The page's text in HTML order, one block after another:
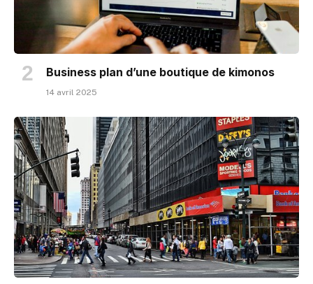
Business plan d’une boutique de kimonos
14 avril 2025